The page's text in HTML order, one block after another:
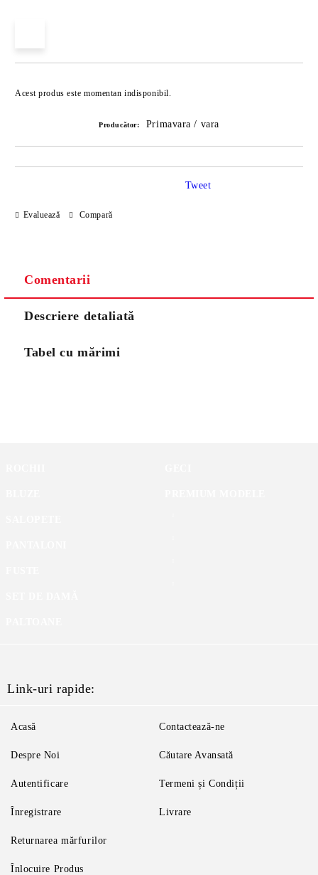
Acest produs este momentan indisponibil.
Producător: Primavara / vara
Evaluează Compară
Tweet
Comentarii
Descriere detaliată
Tabel cu mărimi
Link-uri rapide:
Acasă
Despre Noi
Autentificare
Înregistrare
Contactează-ne
Căutare Avansată
Termeni și Condiții
Livrare
Returnarea mărfurilor
Înlocuire Produs